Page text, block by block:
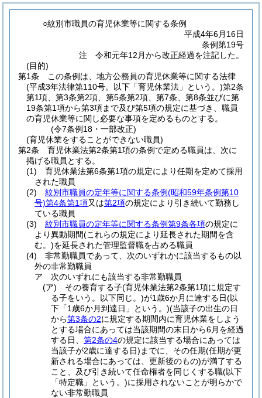
○紋別市職員の育児休業等に関する条例
平成4年6月16日
条例第19号
注 令和元年12月から改正経過を注記した。
(目的)
第1条
この条例は、地方公務員の育児休業等に関する法律
(平成3年法律第110号。以下「育児休業法」という。)第2条
第1項、第3条第2項、第5条第2項、第7条、第8条並びに第
19条第1項から第3項まで及び第5項の規定に基づき、職員
の育児休業等に関し必要な事項を定めるものとする。
(令7条例18・一部改正)
(育児休業をすることができない職員)
第2条
育児休業法第2条第1項の条例で定める職員は、次に
掲げる職員とする。
(1)
育児休業法第6条第1項の規定により任期を定めて採用
された職員
(2)
紋別市職員の定年等に関する条例(昭和59年条例第10
号)第4条第1項又は第2項の規定により引き続いて勤務し
ている職員
(3)
紋別市職員の定年等に関する条例第9条各項の規定に
より異動期間(これらの規定により延長された期間を含
む。)を延長された管理監督職を占める職員
(4)
非常勤職員であって、次のいずれかに該当するもの以
外の非常勤職員
ア
次のいずれにも該当する非常勤職員
(ア)
その養育する子(育児休業法第2条第1項に規定す
る子をいう。以下同じ。)が1歳6か月に達する日(以
下「1歳6か月到達日」という。)(当該子の出生の日
から第3条の2に規定する期間内に育児休業をしよう
とする場合にあっては当該期間の末日から6月を経過
する日、第2条の4の規定に該当する場合にあっては
当該子が2歳に達する日) までに、その任期(任期が更
新される場合にあっては、更新後のもの)が満了する
こと、及び引き続いて任命権者を同じくする職(以下
「特定職」という。)に採用されないことが明らかで
ない非常勤職員